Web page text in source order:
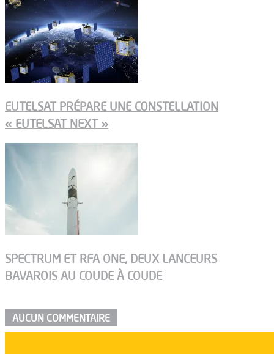
EUTELSAT PRÉPARE UNE CONSTELLATION
« EUTELSAT NEXT »
SPECTRUM ET RFA ONE, DEUX LANCEURS
BAVAROIS AU COUDE À COUDE
AUCUN COMMENTAIRE